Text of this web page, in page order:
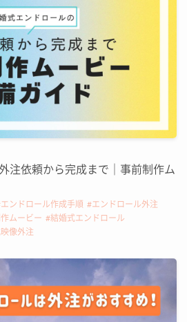
注依頼から完成まで｜事前制作ム
エンドロール作成手順
エンドロール外注
ムービー
結婚式エンドロール
像外注